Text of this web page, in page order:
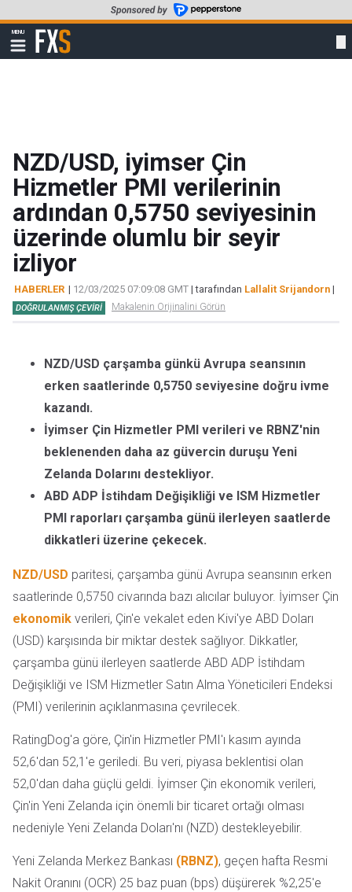
to
main
content
MENU
Show
navigation
FXStreet
NZD/USD, iyimser Çin
Hizmetler PMI verilerinin
ardından 0,5750 seviyesinin
üzerinde olumlu bir seyir
izliyor
HABERLER | 12/03/2025 07:09:08 GMT | tarafından Lallalit Srijandorn |
DOĞRULANMIŞ ÇEVIRI Makalenin Orijinalini Görün
NZD/USD çarşamba günkü Avrupa seansının
erken saatlerinde 0,5750 seviyesine doğru ivme
kazandı.
İyimser Çin Hizmetler PMI verileri ve RBNZ'nin
beklenenden daha az güvercin duruşu Yeni
Zelanda Dolarını destekliyor.
ABD ADP İstihdam Değişikliği ve ISM Hizmetler
PMI raporları çarşamba günü ilerleyen saatlerde
dikkatleri üzerine çekecek.
NZD/USD paritesi, çarşamba günü Avrupa seansının erken
saatlerinde 0,5750 civarında bazı alıcılar buluyor. İyimser Çin
ekonomik verileri, Çin'e vekalet eden Kivi'ye ABD Doları
(USD) karşısında bir miktar destek sağlıyor. Dikkatler,
çarşamba günü ilerleyen saatlerde ABD ADP İstihdam
Değişikliği ve ISM Hizmetler Satın Alma Yöneticileri Endeksi
(PMI) verilerinin açıklanmasına çevrilecek.
RatingDog'a göre, Çin'in Hizmetler PMI'ı kasım ayında
52,6'dan 52,1'e geriledi. Bu veri, piyasa beklentisi olan
52,0'dan daha güçlü geldi. İyimser Çin ekonomik verileri,
Çin'in Yeni Zelanda için önemli bir ticaret ortağı olması
nedeniyle Yeni Zelanda Doları'nı (NZD) destekleyebilir.
Yeni Zelanda Merkez Bankası (RBNZ), geçen hafta Resmi
Nakit Oranını (OCR) 25 baz puan (bps) düşürerek %2,25'e